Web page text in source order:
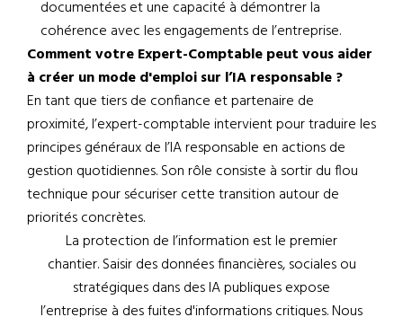
documentées et une capacité à démontrer la
cohérence avec les engagements de l’entreprise.
Comment votre Expert-Comptable peut vous aider
à créer un mode d'emploi sur l’IA responsable ?
En tant que tiers de confiance et partenaire de
proximité, l’expert-comptable intervient pour traduire les
principes généraux de l’IA responsable en actions de
gestion quotidiennes. Son rôle consiste à sortir du flou
technique pour sécuriser cette transition autour de
priorités concrètes.
La protection de l’information est le premier
chantier. Saisir des données financières, sociales ou
stratégiques dans des IA publiques expose
l’entreprise à des fuites d'informations critiques. Nous